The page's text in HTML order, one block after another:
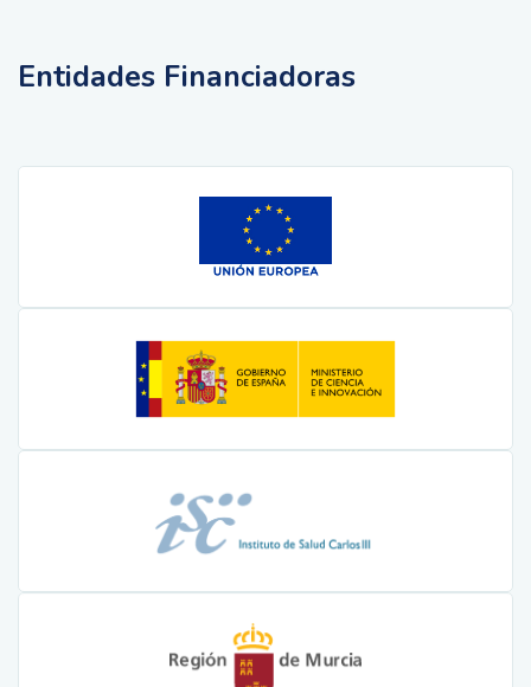
Entidades Financiadoras